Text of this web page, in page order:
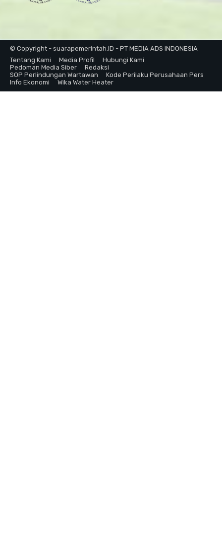
© Copyright - suarapemerintah.ID - PT MEDIA ADS INDONESIA
Tentang Kami
Media Profil
Hubungi Kami
Pedoman Media Siber
Redaksi
SOP Perlindungan Wartawan
Kode Perilaku Perusahaan Pers
Info Ekonomi
Wika Water Heater